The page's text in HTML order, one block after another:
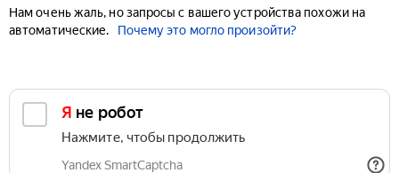
Нам очень жаль, но запросы с вашего устройства похожи на
автоматические.
Почему это могло произойти?
Я не робот
Нажмите, чтобы продолжить
Yandex SmartCaptcha